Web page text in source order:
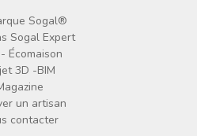
Sogal®
Sogal Expert
- Écomaison
3D -BIM
un artisan
contacter